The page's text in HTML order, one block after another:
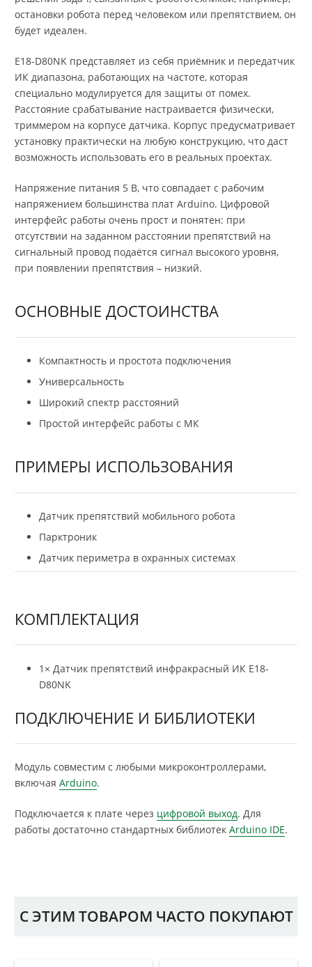
остановки робота перед человеком или препятствием, он
будет идеален.
E18-D80NK представляет из себя приёмник и передатчик
ИК диапазона, работающих на частоте, которая
специально модулируется для защиты от помех.
Расстояние срабатывание настраивается физически,
триммером на корпусе датчика. Корпус предусматривает
установку практически на любую конструкцию, что даст
возможность использовать его в реальных проектах.
Напряжение питания 5 В, что совпадает с рабочим
напряжением большинства плат Arduino. Цифровой
интерфейс работы очень прост и понятен: при
отсутствии на заданном расстоянии препятствий на
сигнальный провод подаётся сигнал высокого уровня,
при появлении препятствия – низкий.
ОСНОВНЫЕ ДОСТОИНСТВА
Компактность и простота подключения
Универсальность
Широкий спектр расстояний
Простой интерфейс работы с МК
ПРИМЕРЫ ИСПОЛЬЗОВАНИЯ
Датчик препятствий мобильного робота
Парктроник
Датчик периметра в охранных системах
КОМПЛЕКТАЦИЯ
1× Датчик препятствий инфракрасный ИК E18-
D80NK
ПОДКЛЮЧЕНИЕ И БИБЛИОТЕКИ
Модуль совместим с любыми микроконтроллерами,
включая Arduino.
Подключается к плате через цифровой выход. Для
работы достаточно стандартных библиотек Arduino IDE.
С ЭТИМ ТОВАРОМ ЧАСТО ПОКУПАЮТ